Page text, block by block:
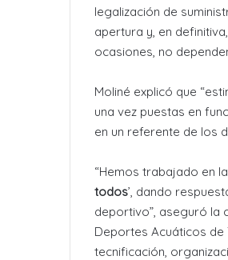
legalización de
apertura y, en
ocasiones, no
Moliné explicó que
una vez puestas en
en un referente de los
“Hemos trabajado en
todos’, dando
deportivo”, aseguró la
Deportes Acuáticos de
tecnificación,